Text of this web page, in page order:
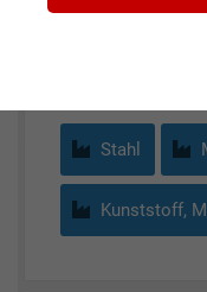
Stahl
Kunststoff,